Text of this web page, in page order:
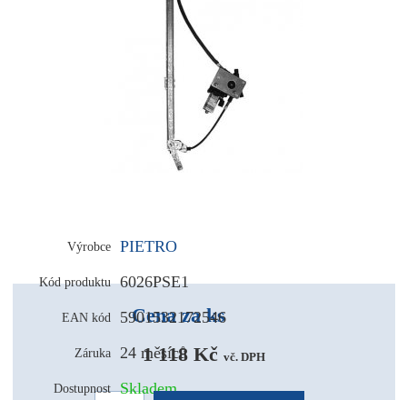
Výrobce PIETRO
Kód produktu 6026PSE1
EAN kód 5901532172546
Záruka 24 měsíců
Dostupnost Skladem
Cena za ks
1 118 Kč vč. DPH